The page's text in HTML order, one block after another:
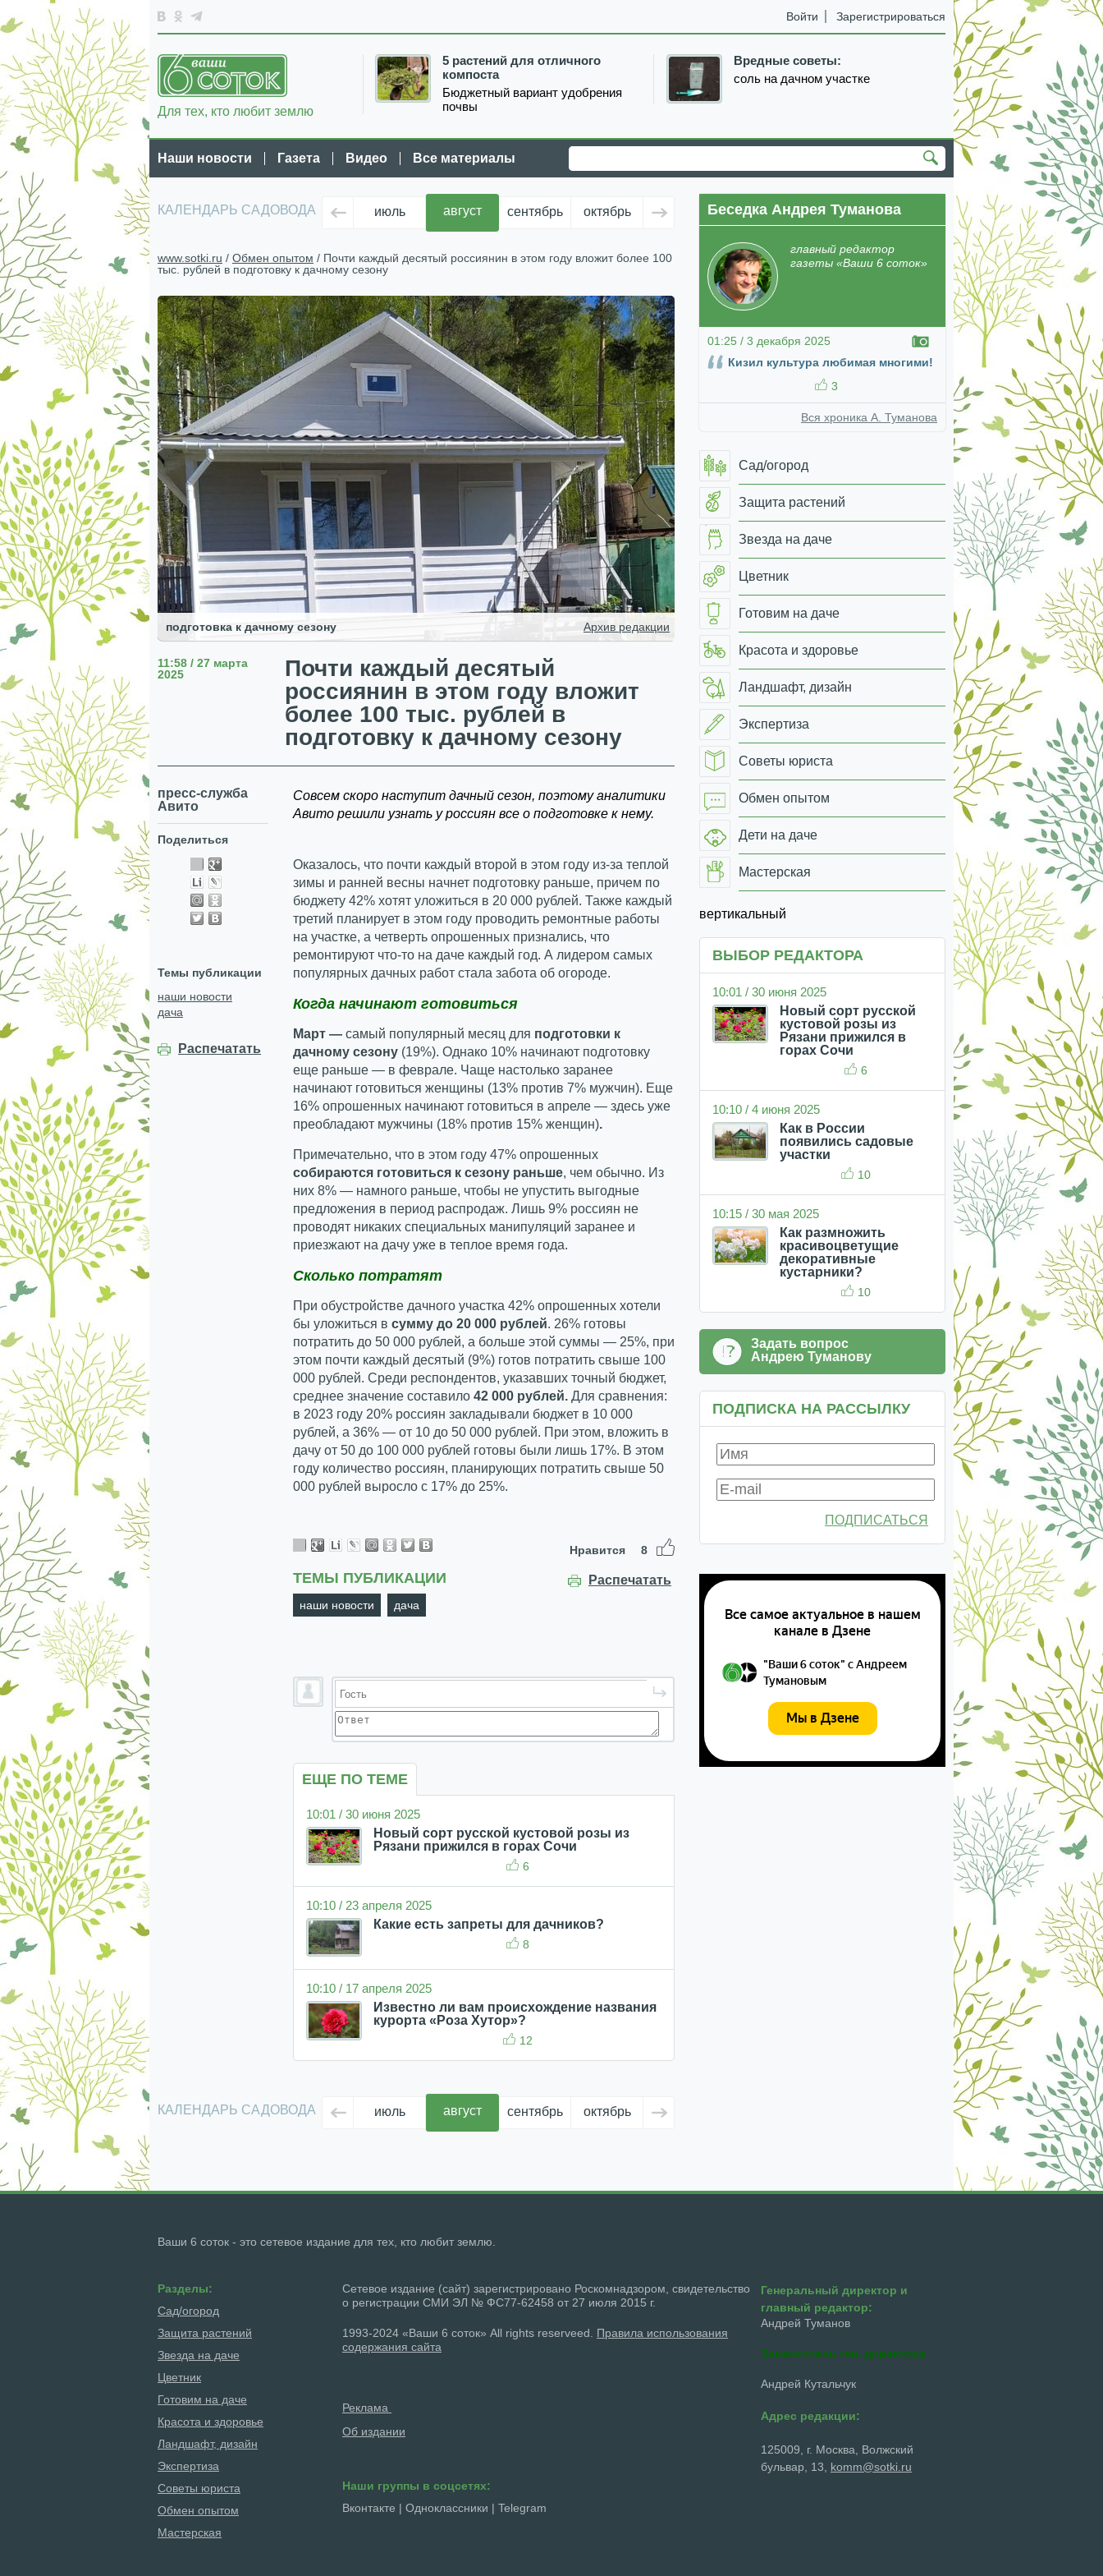
Войти Зарегистрироваться
5 растений для отличного
компоста
Бюджетный вариант удобрения
почвы
Вредные советы:
соль на дачном участке
Для тех, кто любит землю
Наши новости Газета Видео Все материалы
КАЛЕНДАРЬ САДОВОДА июль август сентябрь октябрь ноябрь декабрь январь февраль март апрель
www.sotki.ru / Обмен опытом / Почти каждый десятый россиянин в этом году вложит более 100
тыс. рублей в подготовку к дачному сезону
Архив редакции
подготовка к дачному сезону
11:58 / 27 марта
2025
Почти каждый десятый
россиянин в этом году вложит
более 100 тыс. рублей в
подготовку к дачному сезону
пресс-служба
Авито
Поделиться
Темы публикации
наши новости
дача
Распечатать
Совсем скоро наступит дачный сезон, поэтому аналитики
Авито решили узнать у россиян все о подготовке к нему.
Оказалось, что почти каждый второй в этом году из-за теплой
зимы и ранней весны начнет подготовку раньше, причем по
бюджету 42% хотят уложиться в 20 000 рублей. Также каждый
третий планирует в этом году проводить ремонтные работы
на участке, а четверть опрошенных признались, что
ремонтируют что-то на даче каждый год. А лидером самых
популярных дачных работ стала забота об огороде.
Когда начинают готовиться
Март — самый популярный месяц для подготовки к
дачному сезону (19%). Однако 10% начинают подготовку
еще раньше — в феврале. Чаще настолько заранее
начинают готовиться женщины (13% против 7% мужчин). Еще
16% опрошенных начинают готовиться в апреле — здесь уже
преобладают мужчины (18% против 15% женщин).
Примечательно, что в этом году 47% опрошенных
собираются готовиться к сезону раньше, чем обычно. Из
них 8% — намного раньше, чтобы не упустить выгодные
предложения в период распродаж. Лишь 9% россиян не
проводят никаких специальных манипуляций заранее и
приезжают на дачу уже в теплое время года.
Сколько потратят
При обустройстве дачного участка 42% опрошенных хотели
бы уложиться в сумму до 20 000 рублей. 26% готовы
потратить до 50 000 рублей, а больше этой суммы — 25%, при
этом почти каждый десятый (9%) готов потратить свыше 100
000 рублей. Среди респондентов, указавших точный бюджет,
среднее значение составило 42 000 рублей. Для сравнения:
в 2023 году 20% россиян закладывали бюджет в 10 000
рублей, а 36% — от 10 до 50 000 рублей. При этом, вложить в
дачу от 50 до 100 000 рублей готовы были лишь 17%. В этом
году количество россиян, планирующих потратить свыше 50
000 рублей выросло с 17% до 25%.
Нравится 8
Распечатать
ТЕМЫ ПУБЛИКАЦИИ
наши новости дача
ЕЩЕ ПО ТЕМЕ
10:01 / 30 июня 2025
Новый сорт русской кустовой розы из
Рязани прижился в горах Сочи
6
10:10 / 23 апреля 2025
Какие есть запреты для дачников?
8
10:10 / 17 апреля 2025
Известно ли вам происхождение названия
курорта «Роза Хутор»?
12
КАЛЕНДАРЬ САДОВОДА июль август сентябрь октябрь ноябрь март апрель
Беседка Андрея Туманова
главный редактор
газеты «Ваши 6 соток»
01:25 / 3 декабря 2025
Кизил культура любимая многими!
3
Вся хроника А. Туманова
Сад/огород
Защита растений
Звезда на даче
Цветник
Готовим на даче
Красота и здоровье
Ландшафт, дизайн
Экспертиза
Советы юриста
Обмен опытом
Дети на даче
Мастерская
вертикальный
ВЫБОР РЕДАКТОРА
10:01 / 30 июня 2025
Новый сорт русской
кустовой розы из
Рязани прижился в
горах Сочи
6
10:10 / 4 июня 2025
Как в России
появились садовые
участки
10
10:15 / 30 мая 2025
Как размножить
красивоцветущие
декоративные
кустарники?
10
Задать вопрос
Андрею Туманову
ПОДПИСКА НА РАССЫЛКУ
ПОДПИСАТЬСЯ
Ваши 6 соток - это сетевое издание для тех, кто любит землю.
Разделы:
Сад/огород
Защита растений
Звезда на даче
Цветник
Готовим на даче
Красота и здоровье
Ландшафт, дизайн
Экспертиза
Советы юриста
Обмен опытом
Мастерская
Сетевое издание (сайт) зарегистрировано Роскомнадзором, свидетельство
о регистрации СМИ ЭЛ № ФС77-62458 от 27 июля 2015 г.
1993-2024 «Ваши 6 соток» All rights reserveed. Правила использования
содержания сайта
Реклама
Об издании
Наши группы в соцсетях:
Вконтакте | Одноклассники | Telegram
Генеральный директор и
главный редактор:
Андрей Туманов
Заместитель ген. директора
Андрей Кутальчук
Адрес редакции:
125009, г. Москва, Волжский
бульвар, 13, komm@sotki.ru